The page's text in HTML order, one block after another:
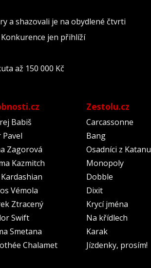
a shazovali je na obydlené čtvrti
jen přihlíží
až 150 000 Kč
Babiš
Pavel
Zagorová
Kazmitch
Vémola
Ztracený
Swift
Smetana
Chalamet
Zestolu.cz
Carcassonne
Bang
Osadníci z Katanu
Monopoly
Dobble
Dixit
Krycí jména
Na křídlech
Karak
Jízdenky, prosím!